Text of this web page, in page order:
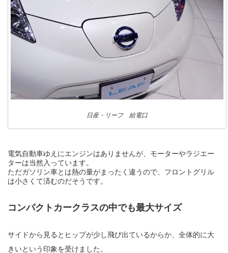
日産・リーフ 給電口
電気自動車ゆえにエンジンはありませんが、モーターやラジエー
ターは当然入っています。
ただガソリン車とは熱の量がまったく違うので、フロントグリル
は小さくて済むのだそうです。
コンパクトカークラスの中でも最大サイズ
サイドから見るとヒップが少し飛び出ているからか、全体的に大
きいという印象を受けました。